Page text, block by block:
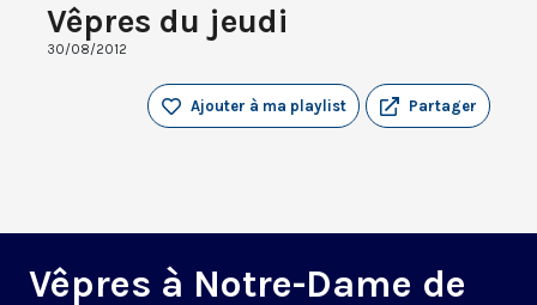
Vêpres du jeudi
30/08/2012
Partager
Ajouter à ma playlist
Vêpres à Notre-Dame de